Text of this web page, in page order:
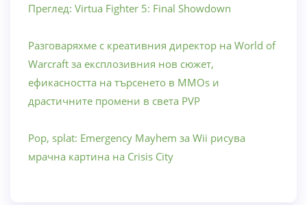
Преглед: Virtua Fighter 5: Final Showdown
Разговаряхме с креативния директор на World of
Warcraft за експлозивния нов сюжет,
ефикасността на търсенето в MMOs и
драстичните промени в света PVP
Pop, splat: Emergency Mayhem за Wii рисува
мрачна картина на Crisis City